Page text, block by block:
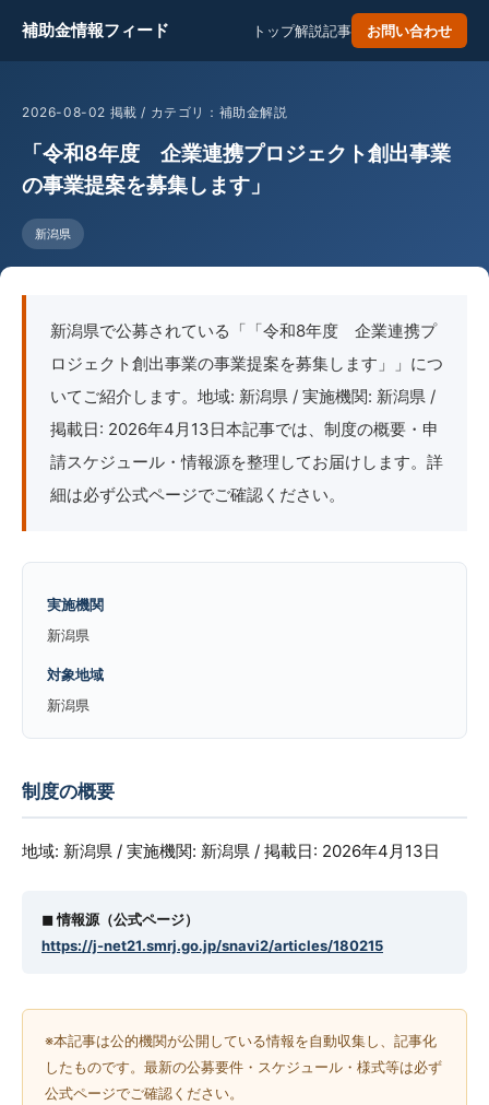
補助金情報フィード トップ解説記事 お問い合わせ
2026-08-02 掲載 / カテゴリ：補助金解説
「令和8年度 企業連携プロジェクト創出事業
の事業提案を募集します」
新潟県
新潟県で公募されている「「令和8年度 企業連携プ
ロジェクト創出事業の事業提案を募集します」」につ
いてご紹介します。地域: 新潟県 / 実施機関: 新潟県 /
掲載日: 2026年4月13日本記事では、制度の概要・申
請スケジュール・情報源を整理してお届けします。詳
細は必ず公式ページでご確認ください。
実施機関
新潟県
対象地域
新潟県
制度の概要
地域: 新潟県 / 実施機関: 新潟県 / 掲載日: 2026年4月13日
◼︎ 情報源（公式ページ）
https://j-net21.smrj.go.jp/snavi2/articles/180215
※本記事は公的機関が公開している情報を自動収集し、記事化
したものです。最新の公募要件・スケジュール・様式等は必ず
公式ページでご確認ください。